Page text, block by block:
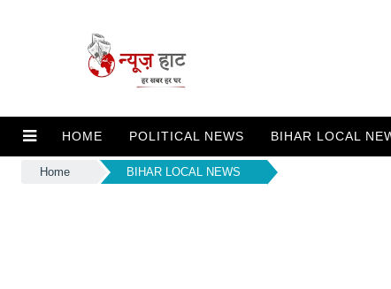
HOME POLITICAL NEWS BIHAR LOCAL
Home BIHAR LOCAL NEWS